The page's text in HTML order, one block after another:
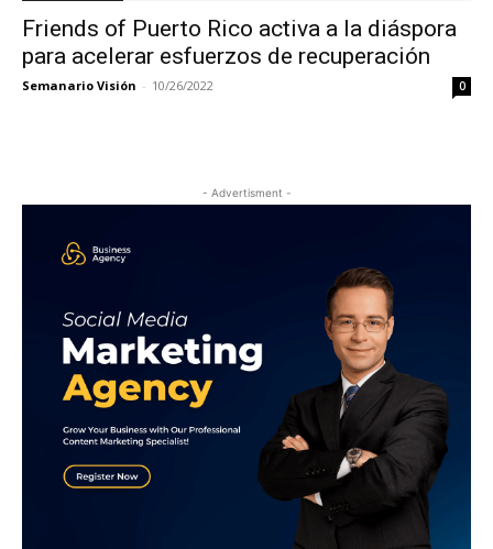
Friends of Puerto Rico activa a la diáspora
para acelerar esfuerzos de recuperación
Semanario Visión - 10/26/2022 0
- Advertisment -